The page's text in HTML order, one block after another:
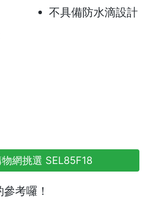
不具備防水滴設計
網挑選 SEL85F18
考囉！